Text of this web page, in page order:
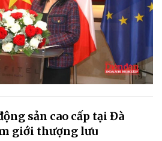
sản cao cấp tại Đà
giới thượng lưu